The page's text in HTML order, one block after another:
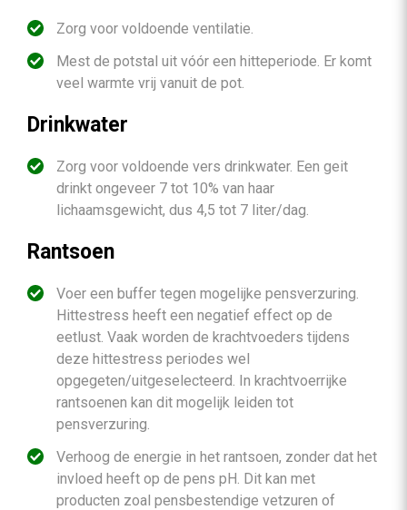
Zorg voor voldoende ventilatie.
Mest de potstal uit vóór een hitteperiode. Er komt
veel warmte vrij vanuit de pot.
Drinkwater
Zorg voor voldoende vers drinkwater. Een geit
drinkt ongeveer 7 tot 10% van haar
lichaamsgewicht, dus 4,5 tot 7 liter/dag.
Rantsoen
Voer een buffer tegen mogelijke pensverzuring.
Hittestress heeft een negatief effect op de
eetlust. Vaak worden de krachtvoeders tijdens
deze hittestress periodes wel
opgegeten/uitgeselecteerd. In krachtvoerrijke
rantsoenen kan dit mogelijk leiden tot
pensverzuring.
Verhoog de energie in het rantsoen, zonder dat het
invloed heeft op de pens pH. Dit kan met
producten zoal pensbestendige vetzuren of